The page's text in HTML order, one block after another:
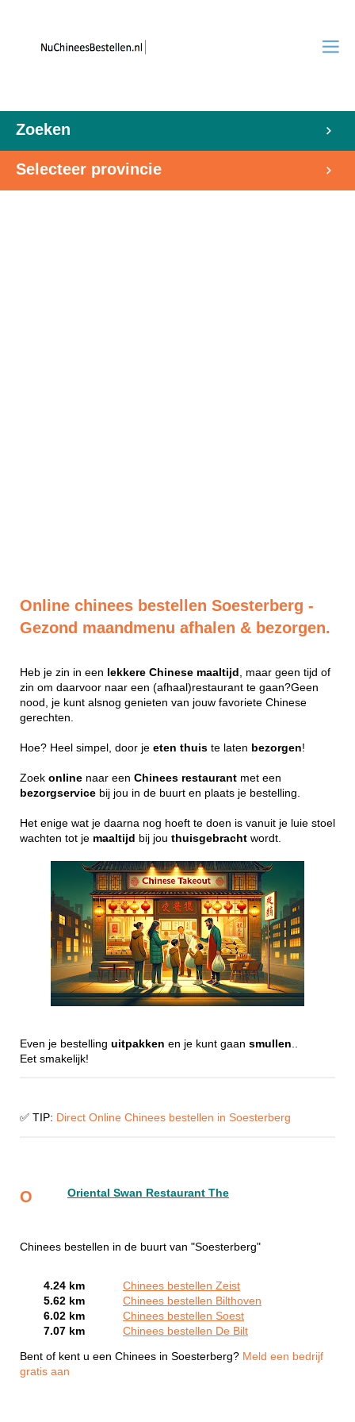
Zoeken
Selecteer provincie
Online chinees bestellen Soesterberg -
Gezond maandmenu afhalen & bezorgen.
Heb je zin in een lekkere Chinese maaltijd , maar geen tijd of
zin om daarvoor naar een (afhaal)restaurant te gaan?Geen
nood, je kunt alsnog genieten van jouw favoriete Chinese
gerechten.
Hoe? Heel simpel, door je eten thuis te laten bezorgen!
Zoek online naar een Chinees restaurant met een
bezorgservice bij jou in de buurt en plaats je bestelling.
Het enige wat je daarna nog hoeft te doen is vanuit je luie stoel
wachten tot je maaltijd bij jou thuisgebracht wordt.
Even je bestelling uitpakken en je kunt gaan smullen
Eet smakelijk!
✅ TIP: Direct Online Chinees bestellen in Soesterberg
O Oriental Swan Restaurant The
Chinees bestellen in de buurt van "Soesterberg"
4.24 km
Chinees bestellen Zeist
5.62 km
Chinees bestellen Bilthoven
6.02 km
Chinees bestellen Soest
7.07 km
Chinees bestellen De Bilt
Bent of kent u een Chinees in Soesterberg? Meld een bedrijf
gratis aan